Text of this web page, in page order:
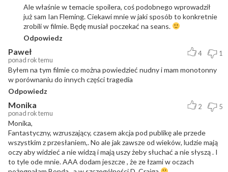
Ale właśnie w temacie spoilera, coś podobnego wprowadził
już sam Ian Fleming. Ciekawi mnie w jaki sposób to konkretnie
zrobili w filmie. Będę musiał poczekać na seans.
Odpowiedz
Paweł
ponad rok temu
4 1
Byłem na tym filmie co można powiedzieć nudny i mam monotonny
w porównaniu do innych części tragedia
Odpowiedz
Monika
ponad rok temu
2 5
Monika,
Fantastyczny, wzruszający, czasem akcja pod publikę ale przede
wszystkim z przesłaniem,. No ale jak zawsze od wieków, ludzie mają
oczy aby widzieć a nie widzą i mają uszy żeby słuchać a nie słyszą . I
to tyle ode mnie. AAA dodam jeszcze , że ze łzami w oczach